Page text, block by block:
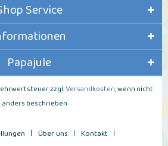
Service
Papajule
zzgl. Versandkosten, wenn nicht
anders beschrieben
Über uns
Kontakt